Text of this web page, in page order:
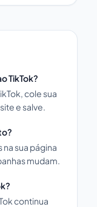
TikTok?
cole sua
e salve.
sua página
mudam.
continua